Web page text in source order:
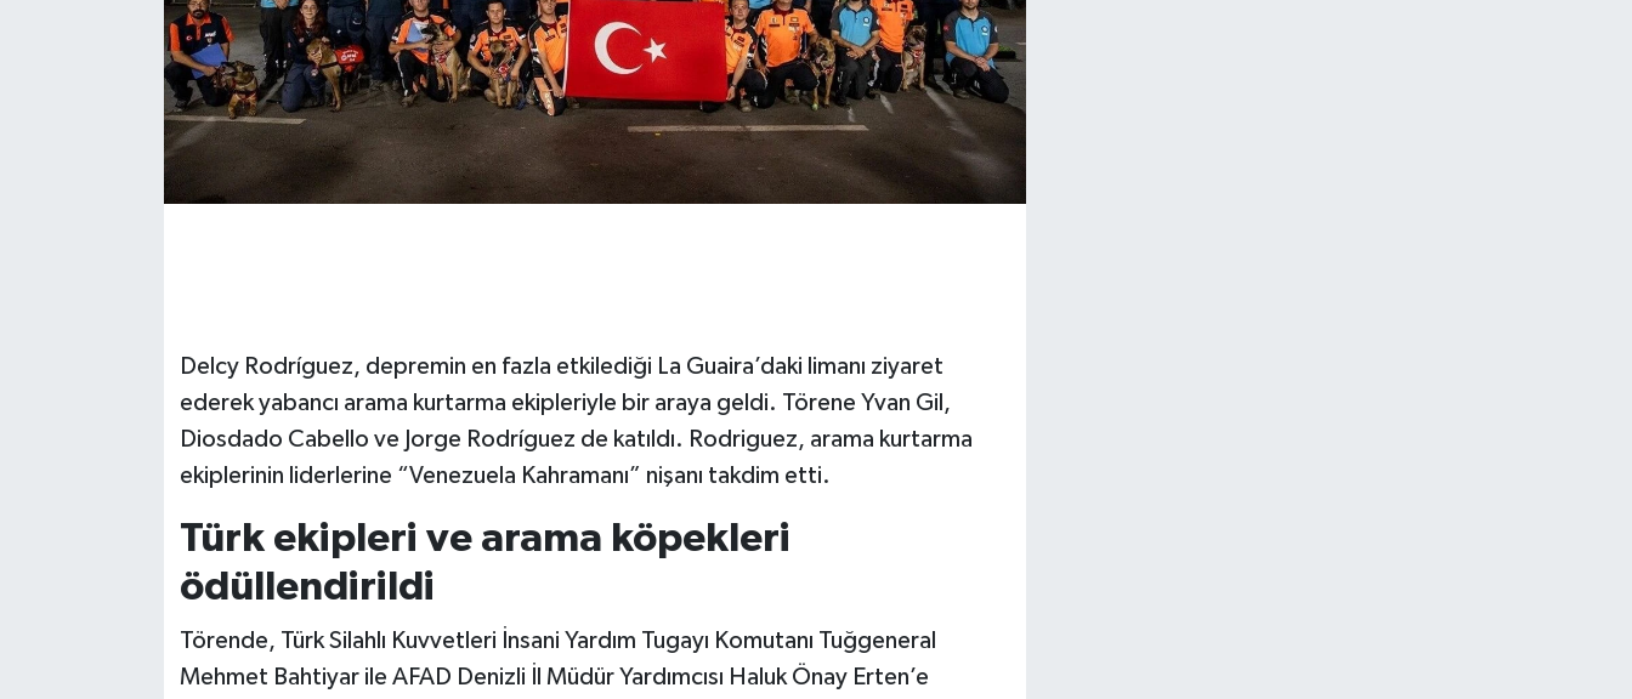
Delcy Rodríguez, depremin en fazla etkilediği La Guaira’daki limanı ziyaret
ederek yabancı arama kurtarma ekipleriyle bir araya geldi. Törene Yvan Gil,
Diosdado Cabello ve Jorge Rodríguez de katıldı. Rodriguez, arama kurtarma
ekiplerinin liderlerine “Venezuela Kahramanı” nişanı takdim etti.
Türk ekipleri ve arama köpekleri
ödüllendirildi
Törende, Türk Silahlı Kuvvetleri İnsani Yardım Tugayı Komutanı Tuğgeneral
Mehmet Bahtiyar ile AFAD Denizli İl Müdür Yardımcısı Haluk Önay Erten’e